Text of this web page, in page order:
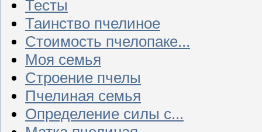
Тесты
Таинство пчелиное
Стоимость пчелопаке...
Моя семья
Строение пчелы
Пчелиная семья
Определение силы с...